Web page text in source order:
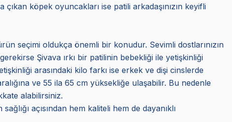
köpek oyuncakları ise patili arkadaşınızın keyifli
seçimi oldukça önemli bir konudur. Sevimli dostlarınızın
Şivava ırkı bir patilinin bebekliği ile yetişkinliği
arasındaki kilo farkı ise erkek ve dişi cinslerde
ve 55 ila 65 cm yüksekliğe ulaşabilir. Bu nedenle
alabilirsiniz.
açısından hem kaliteli hem de dayanıklı